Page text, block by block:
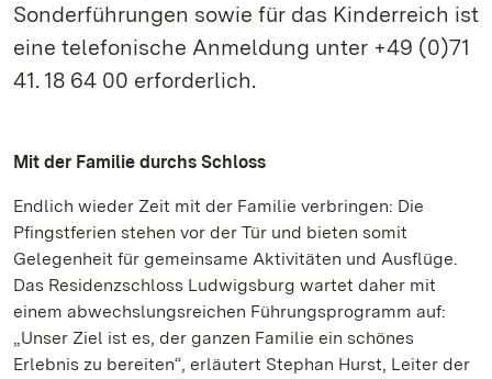
Sonderführungen sowie für das Kinderreich ist
eine telefonische Anmeldung unter +49 (0)71
41. 18 64 00 erforderlich.
Mit der Familie durchs Schloss
Endlich wieder Zeit mit der Familie verbringen: Die
Pfingstferien stehen vor der Tür und bieten somit
Gelegenheit für gemeinsame Aktivitäten und Ausflüge.
Das Residenzschloss Ludwigsburg wartet daher mit
einem abwechslungsreichen Führungsprogramm auf:
„Unser Ziel ist es, der ganzen Familie ein schönes
Erlebnis zu bereiten“, erläutert Stephan Hurst, Leiter der